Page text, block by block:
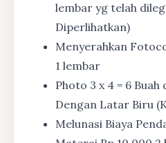
lembar yg telah
Diperlihatkan)
Menyerahkan
1 lembar
Photo 3 x 4 = 6 Buah
Dengan Latar Biru
Melunasi Biaya